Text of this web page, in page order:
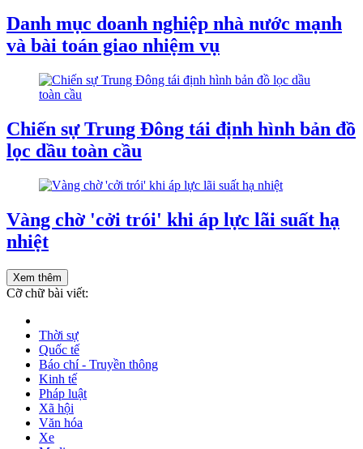
Danh mục doanh nghiệp nhà nước mạnh
và bài toán giao nhiệm vụ
Chiến sự Trung Đông tái định hình bản đồ
lọc dầu toàn cầu
Vàng chờ 'cởi trói' khi áp lực lãi suất hạ
nhiệt
Xem thêm
Cỡ chữ bài viết:
Thời sự
Quốc tế
Báo chí - Truyền thông
Kinh tế
Pháp luật
Xã hội
Văn hóa
Xe